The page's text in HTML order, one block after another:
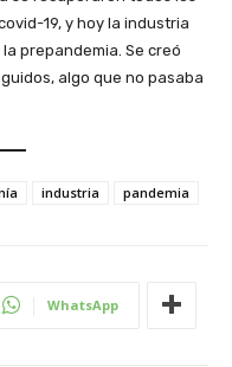
19, y hoy la industria
prepandemia. Se creó
algo que no pasaba
industria pandemia
WhatsApp